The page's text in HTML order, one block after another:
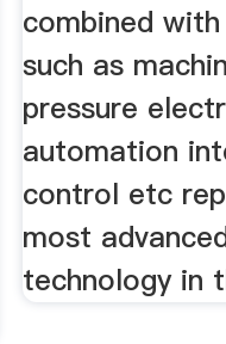
combined
such as
pressure
automation
control etc
most
technology in